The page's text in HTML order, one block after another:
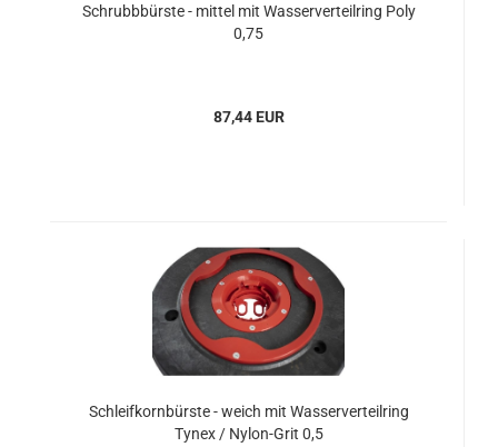
Schrubbbürste - mittel mit Wasserverteilring Poly
0,75
87,44 EUR
Schleifkornbürste - weich mit Wasserverteilring
Tynex / Nylon-Grit 0,5